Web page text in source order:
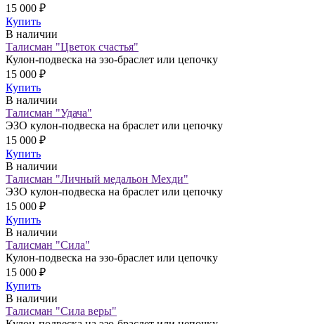
15 000 ₽
Купить
В наличии
Талисман "Цветок счастья"
Кулон-подвеска на эзо-браслет или цепочку
15 000 ₽
Купить
В наличии
Талисман "Удача"
ЭЗО кулон-подвеска на браслет или цепочку
15 000 ₽
Купить
В наличии
Талисман "Личный медальон Мехди"
ЭЗО кулон-подвеска на браслет или цепочку
15 000 ₽
Купить
В наличии
Талисман "Сила"
Кулон-подвеска на эзо-браслет или цепочку
15 000 ₽
Купить
В наличии
Талисман "Сила веры"